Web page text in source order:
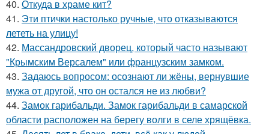
40. Откуда в храме кит?
41. Эти птички настолько ручные, что отказываются
лететь на улицу!
42. Массандровский дворец, который часто называют
"Крымским Версалем" или французским замком.
43. Задаюсь вопросом: осознают ли жёны, вернувшие
мужа от другой, что он остался не из любви?
44. Замок гарибальди. Замок гарибальди в самарской
области расположен на берегу волги в селе хрящёвка.